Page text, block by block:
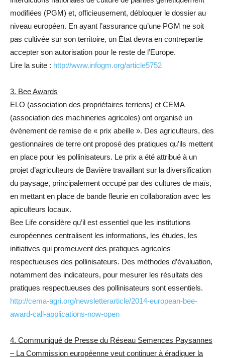
modifiées (PGM) et, officieusement, débloquer le dossier au
niveau européen. En ayant l’assurance qu’une PGM ne soit
pas cultivée sur son territoire, un État devra en contrepartie
accepter son autorisation pour le reste de l’Europe.
Lire la suite : http://www.infogm.org/article5752
3. Bee Awards
ELO (association des propriétaires terriens) et CEMA
(association des machineries agricoles) ont organisé un
évènement de remise de « prix abeille ». Des agriculteurs, des
gestionnaires de terre ont proposé des pratiques qu’ils mettent
en place pour les pollinisateurs. Le prix a été attribué à un
projet d’agriculteurs de Bavière travaillant sur la diversification
du paysage, principalement occupé par des cultures de maïs,
en mettant en place de bande fleurie en collaboration avec les
apiculteurs locaux.
Bee Life considère qu’il est essentiel que les institutions
européennes centralisent les informations, les études, les
initiatives qui promeuvent des pratiques agricoles
respectueuses des pollinisateurs. Des méthodes d’évaluation,
notamment des indicateurs, pour mesurer les résultats des
pratiques respectueuses des pollinisateurs sont essentiels.
http://cema-agri.org/newsletterarticle/2014-european-bee-
award-call-applications-now-open
4. Communiqué de Presse du Réseau Semences Paysannes
– La Commission européenne veut continuer à éradiquer la